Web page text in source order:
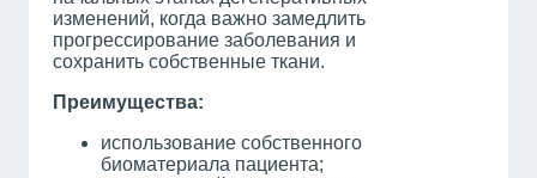
изменений, когда важно замедлить
прогрессирование заболевания и
сохранить собственные ткани.
Преимущества:
использование собственного
биоматериала пациента;